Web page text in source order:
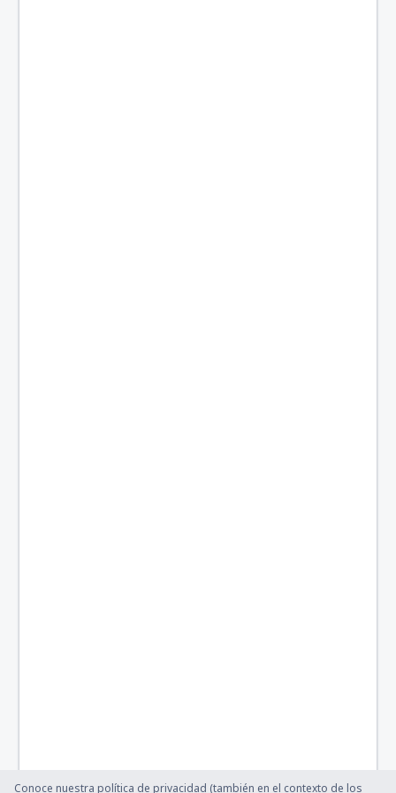
Conoce nuestra política de privacidad (también en el contexto de los